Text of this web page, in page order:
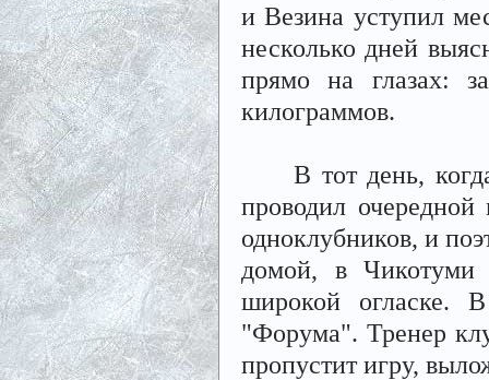
и Везина уступил
несколько дней
прямо на глазах:
килограммов.
В тот день, когда
проводил
одноклубников, и
домой, в Чикотуми
широкой огласке.
"Форума". Тренер
пропустит игру,